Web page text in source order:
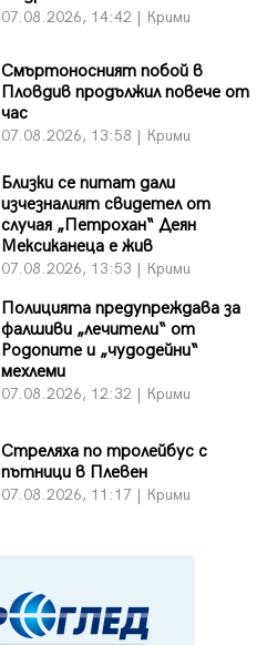
07.08.2026, 14:42 | Крими
Смъртоносният побой в
Пловдив продължил повече от
час
07.08.2026, 13:58 | Крими
Близки се питат дали
изчезналият свидетел от
случая „Петрохан“ Деян
Мексиканеца е жив
07.08.2026, 13:53 | Крими
Полицията предупреждава за
фалшиви „лечители“ от
Родопите и „чудодейни“
мехлеми
07.08.2026, 12:32 | Крими
Стреляха по тролейбус с
пътници в Плевен
07.08.2026, 11:17 | Крими